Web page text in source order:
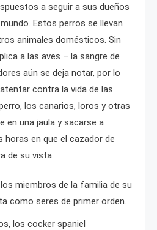
a seguir a sus dueños
Estos perros se llevan
animales domésticos. Sin
a las aves – la sangre de
aún se deja notar, por lo
contra la vida de las
los canarios, loros y otras
en una jaula y sacarse a
horas en que el cazador de
de su vista.
miembros de la familia de su
como seres de primer orden.
los cocker spaniel